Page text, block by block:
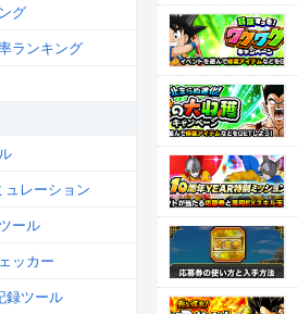
グ
ランキング
レーション
ール
ッカー
録ツール